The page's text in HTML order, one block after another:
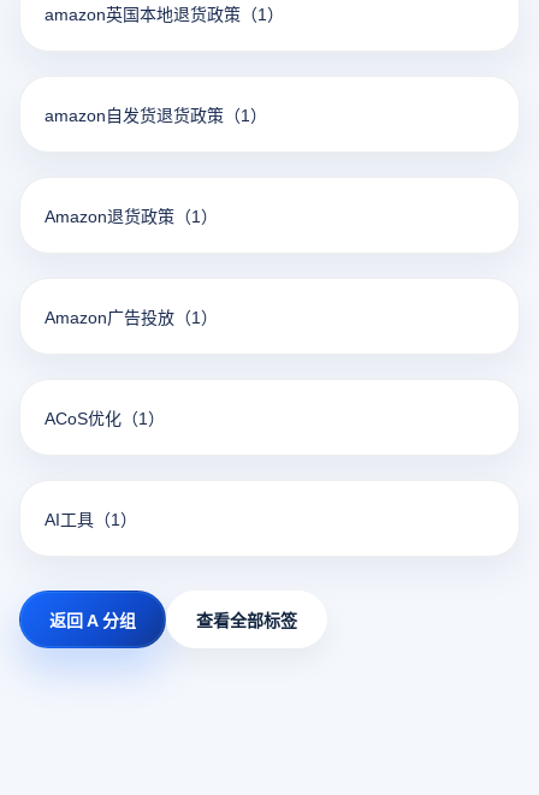
amazon英国本地退货政策 （1）
amazon自发货退货政策 （1）
Amazon退货政策 （1）
Amazon广告投放 （1）
ACoS优化 （1）
AI工具 （1）
返回 A 分组 查看全部标签